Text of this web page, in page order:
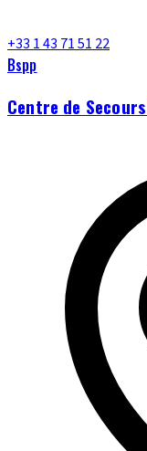
+33 1 43 71 51 22
Bspp
Centre de